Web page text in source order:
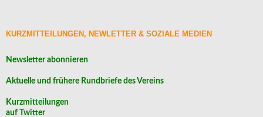
KURZMITTEILUNGEN, NEWLETTER & SOZIALE MEDIEN
Newsletter abonnieren
Aktuelle und frühere Rundbriefe des Vereins
Kurzmitteilungen
auf Twitter